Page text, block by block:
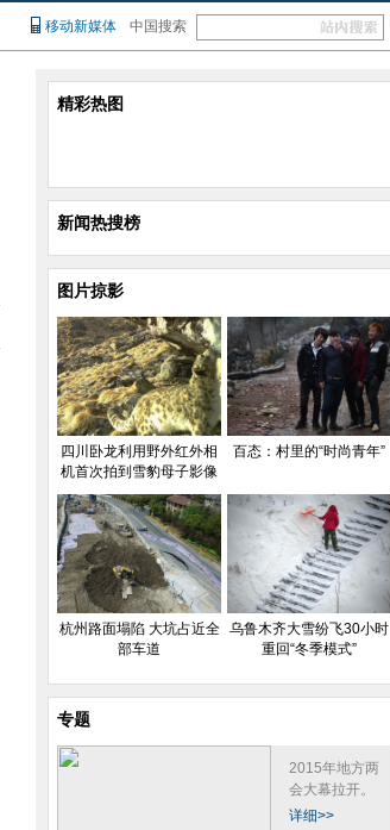
移动新媒体 中国搜索
精彩热图
新闻热搜榜
图片掠影
四川卧龙利用野外红外相
机首次拍到雪豹母子影像
百态：村里的“时尚青年”
杭州路面塌陷 大坑占近全
部车道
乌鲁木齐大雪纷飞30小时
重回“冬季模式”
专题
2015年地方两
会大幕拉开。
详细>>